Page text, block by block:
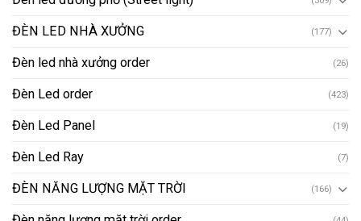
ĐÈN LED NHÀ XƯỞNG (177)
Đèn led nhà xưởng order (26)
Đèn Led order (423)
Đèn Led Panel (19)
Đèn Led Ray (7)
ĐÈN NĂNG LƯỢNG MẶT TRỜI (166)